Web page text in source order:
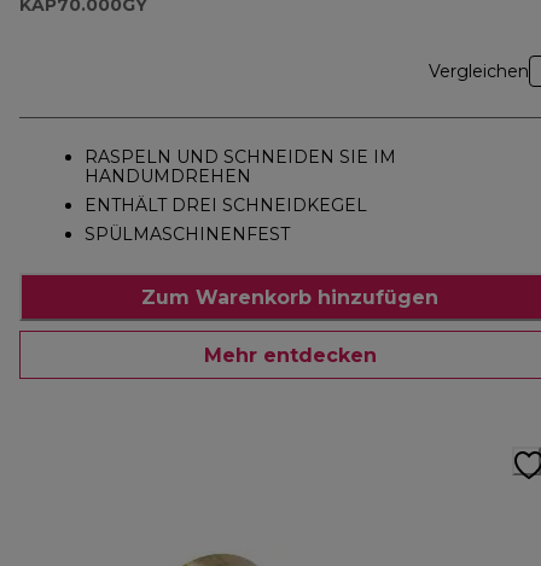
KAP70.000GY
Vergleichen
RASPELN UND SCHNEIDEN SIE IM
HANDUMDREHEN
ENTHÄLT DREI SCHNEIDKEGEL
SPÜLMASCHINENFEST
Zum Warenkorb hinzufügen
Mehr entdecken